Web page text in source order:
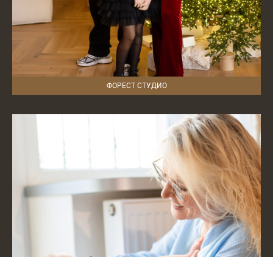
ФОРЕСТ СТУДИО